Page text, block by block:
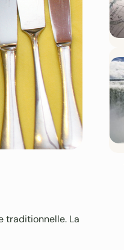
traditionnelle. La